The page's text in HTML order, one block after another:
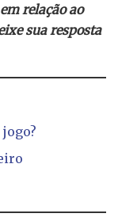
relação ao
sua resposta